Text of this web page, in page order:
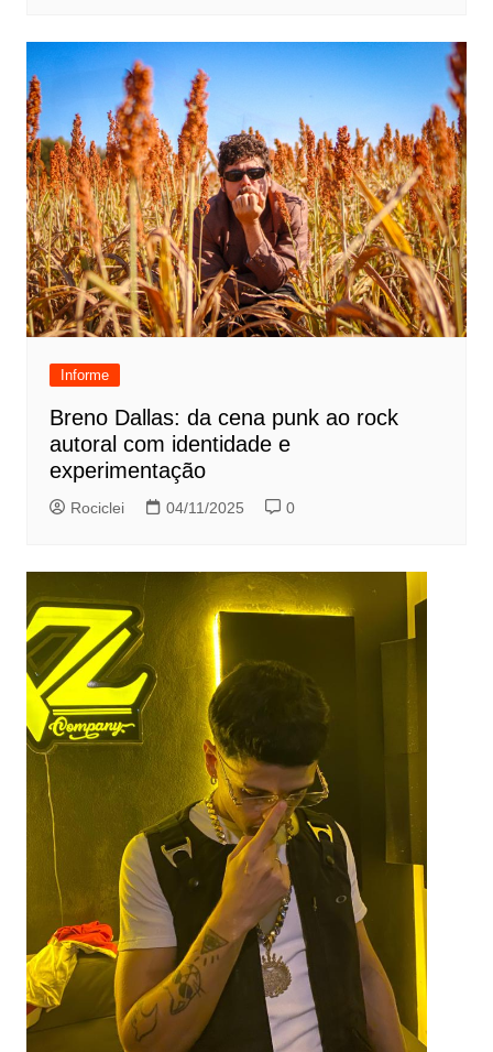
Informe
Breno Dallas: da cena punk ao rock
autoral com identidade e
experimentação
Rociclei 04/11/2025 0